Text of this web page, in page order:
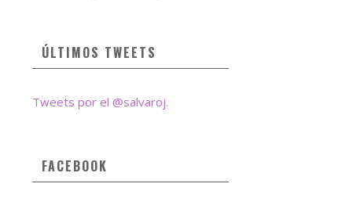
ÚLTIMOS TWEETS
Tweets por el @salvaroj.
FACEBOOK